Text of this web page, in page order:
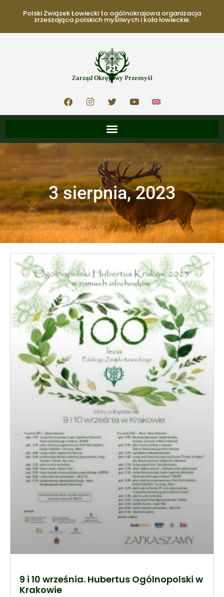
Polski Związek Łowiecki to ogólnokrajowa organizacja
zrzeszająca polskich myśliwych i koła łowieckie.
Zarząd Okręgowy Przemyśl
3 sierpnia, 2023
9 i 10 września. Hubertus Ogólnopolski w
Krakowie